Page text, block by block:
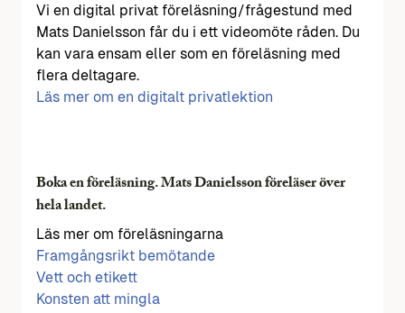
Vi en digital privat föreläsning/frågestund med
Mats Danielsson får du i ett videomöte råden. Du
kan vara ensam eller som en föreläsning med
flera deltagare.
Läs mer om en digitalt privatlektion
Boka en föreläsning. Mats Danielsson föreläser över
hela landet.
Läs mer om föreläsningarna
Framgångsrikt bemötande
Vett och etikett
Konsten att mingla